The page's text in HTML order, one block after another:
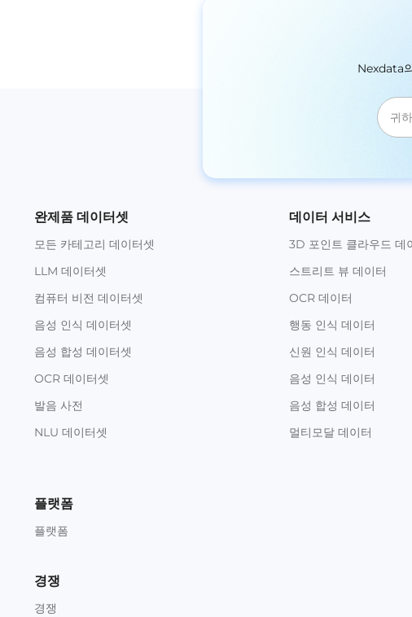
Nexdata
완제품 데이터셋
모든 카테고리 데이터셋
LLM 데이터셋
컴퓨터 비전 데이터셋
음성 인식 데이터셋
음성 합성 데이터셋
OCR 데이터셋
발음 사전
NLU 데이터셋
데이터 서비스
3D 포인트 클라우드 데
스트리트 뷰 데이터
OCR 데이터
행동 인식 데이터
신원 인식 데이터
음성 인식 데이터
음성 합성 데이터
멀티모달 데이터
플랫폼
플랫폼
경쟁
경쟁